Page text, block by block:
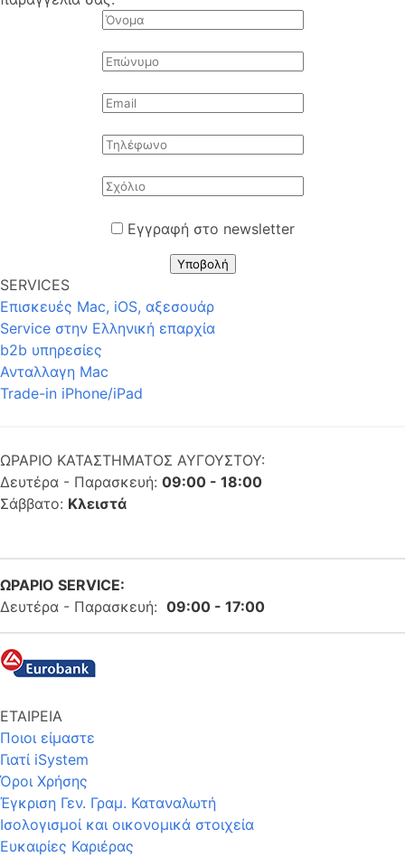
Εγγραφή στο newsletter
Υποβολή
SERVICES
Επισκευές Mac, iOS, αξεσουάρ
Service στην Eλληνική επαρχία
b2b υπηρεσίες
Ανταλλαγη Mac
Trade-in iPhone/iPad
ΩΡΑΡΙΟ ΚΑΤΑΣΤΗΜΑΤΟΣ ΑΥΓΟΥΣΤΟΥ:
Δευτέρα - Παρασκευή: 09:00 - 18:00
Σάββατο: Κλειστά
ΩΡΑΡΙΟ SERVICE:
Δευτέρα - Παρασκευή: 09:00 - 17:00
ΕΤΑΙΡΕΙΑ
Ποιοι είμαστε
Γιατί iSystem
Όροι Χρήσης
Έγκριση Γεν. Γραμ. Καταναλωτή
Ισολογισμοί και οικονομικά στοιχεία
Ευκαιρίες Καριέρας